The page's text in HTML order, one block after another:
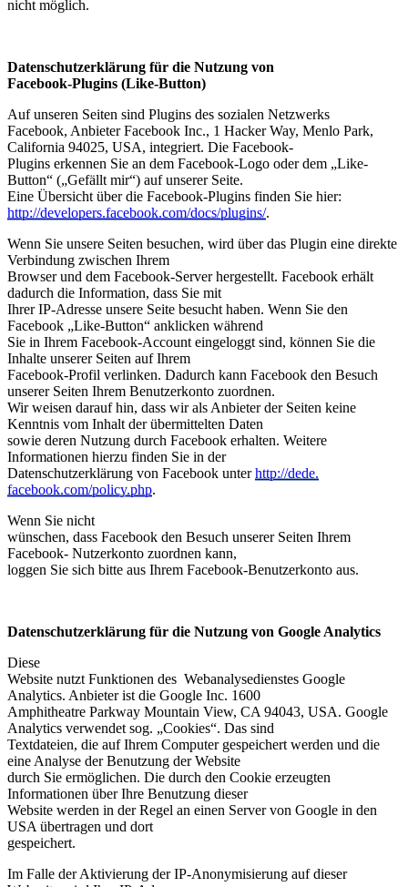
nicht möglich.
Datenschutzerklärung für die Nutzung von
Facebook-Plugins (Like-Button)
Auf unseren Seiten sind Plugins des sozialen Netzwerks
Facebook, Anbieter Facebook Inc., 1 Hacker Way, Menlo Park,
California 94025, USA, integriert. Die Facebook-
Plugins erkennen Sie an dem Facebook-Logo oder dem „Like-
Button“ („Gefällt mir“) auf unserer Seite.
Eine Übersicht über die Facebook-Plugins finden Sie hier:
http://developers.facebook.com/docs/plugins/.
Wenn Sie unsere Seiten besuchen, wird über das Plugin eine direkte
Verbindung zwischen Ihrem
Browser und dem Facebook-Server hergestellt. Facebook erhält
dadurch die Information, dass Sie mit
Ihrer IP-Adresse unsere Seite besucht haben. Wenn Sie den
Facebook „Like-Button“ anklicken während
Sie in Ihrem Facebook-Account eingeloggt sind, können Sie die
Inhalte unserer Seiten auf Ihrem
Facebook-Profil verlinken. Dadurch kann Facebook den Besuch
unserer Seiten Ihrem Benutzerkonto zuordnen.
Wir weisen darauf hin, dass wir als Anbieter der Seiten keine
Kenntnis vom Inhalt der übermittelten Daten
sowie deren Nutzung durch Facebook erhalten. Weitere
Informationen hierzu finden Sie in der
Datenschutzerklärung von Facebook unterhttp://dede.
facebook.com/policy.php.
Wenn Sie nicht
wünschen, dass Facebook den Besuch unserer Seiten Ihrem
Facebook- Nutzerkonto zuordnen kann,
loggen Sie sich bitte aus Ihrem Facebook-Benutzerkonto aus.
Datenschutzerklärung für die Nutzung von Google Analytics
Diese
Website nutzt Funktionen des Webanalysedienstes Google
Analytics. Anbieter ist die Google Inc. 1600
Amphitheatre Parkway Mountain View, CA 94043, USA. Google
Analytics verwendet sog. „Cookies“. Das sind
Textdateien, die auf Ihrem Computer gespeichert werden und die
eine Analyse der Benutzung der Website
durch Sie ermöglichen. Die durch den Cookie erzeugten
Informationen über Ihre Benutzung dieser
Website werden in der Regel an einen Server von Google in den
USA übertragen und dort
gespeichert.
Im Falle der Aktivierung der IP-Anonymisierung auf dieser